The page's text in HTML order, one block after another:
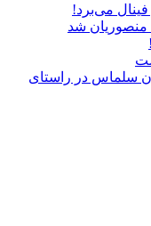
فینال می‌برد!
منصوریان شد
سلماس در راستای